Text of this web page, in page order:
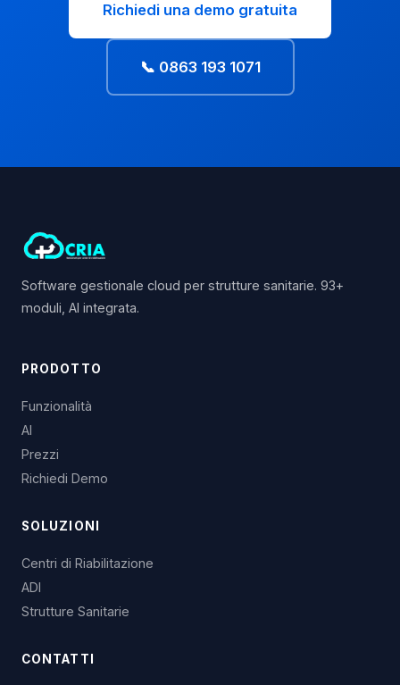
Richiedi una demo gratuita
📞 0863 193 1071
Software gestionale cloud per strutture sanitarie. 93+
moduli, AI integrata.
PRODOTTO
Funzionalità
AI
Prezzi
Richiedi Demo
SOLUZIONI
Centri di Riabilitazione
ADI
Strutture Sanitarie
CONTATTI